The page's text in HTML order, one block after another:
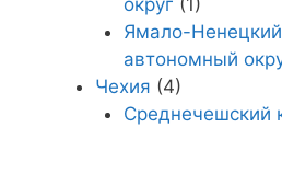
округ (1)
Ямало-Ненецкий
автономный
Чехия (4)
Среднечешский